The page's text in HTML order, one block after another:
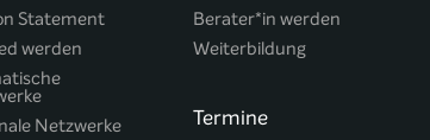
Statement
werden
Netzwerke
Berater*in werden
Weiterbildung
Termine